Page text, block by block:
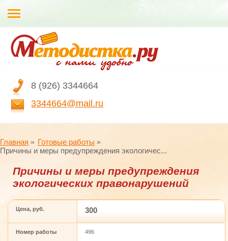
8 (926) 3344664
3344664@mail.ru
Главная
Готовые работы
Причины и меры предупреждения экологичес...
Причины и меры предупреждения
экологических правонарушений
Цена, руб. 300
Номер работы 496